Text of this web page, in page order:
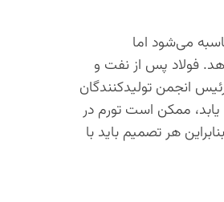
می‌شود اما
فولاد پس از نفت و
انجمن تولیدکنندگان
یابد، ممکن است تورم در
هر تصمیم باید با